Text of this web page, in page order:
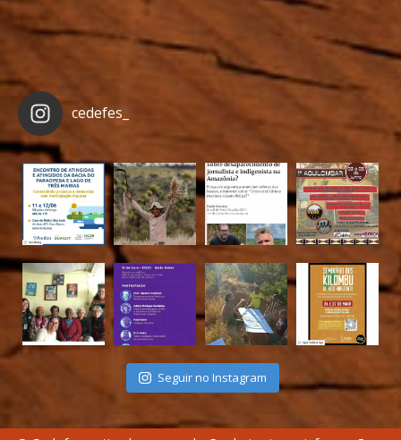
cedefes_
Seguir no Instagram